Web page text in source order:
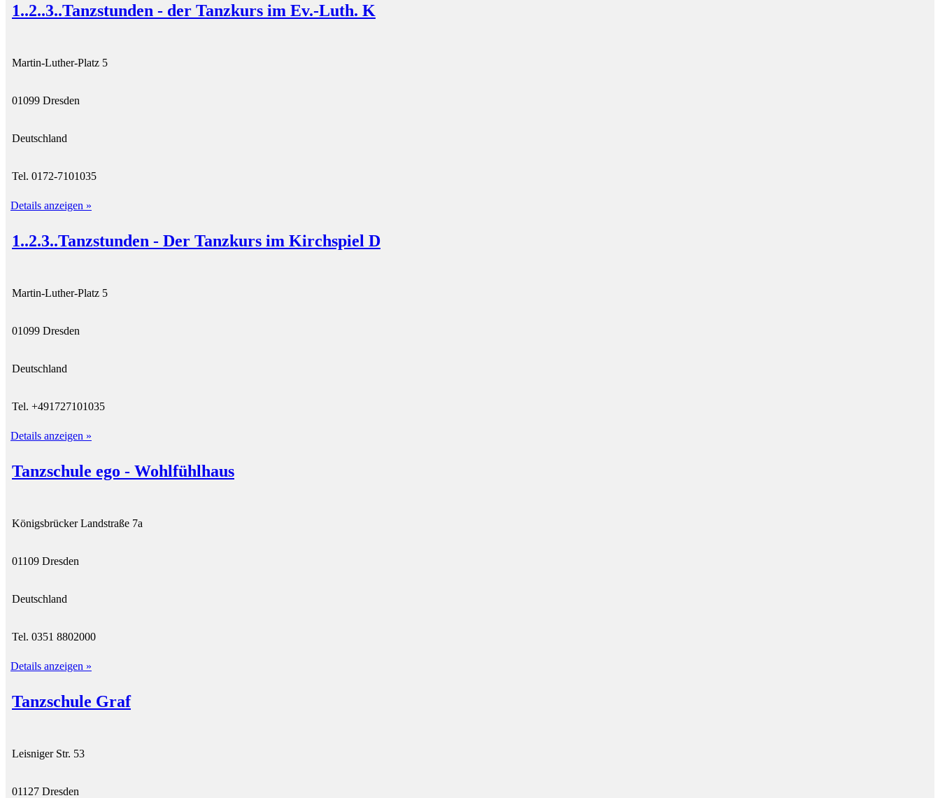
1..2..3..Tanzstunden - der Tanzkurs im Ev.-Luth. K
Martin-Luther-Platz 5
01099 Dresden
Deutschland
Tel. 0172-7101035
Details anzeigen »
1..2.3..Tanzstunden - Der Tanzkurs im Kirchspiel D
Martin-Luther-Platz 5
01099 Dresden
Deutschland
Tel. +491727101035
Details anzeigen »
Tanzschule ego - Wohlfühlhaus
Königsbrücker Landstraße 7a
01109 Dresden
Deutschland
Tel. 0351 8802000
Details anzeigen »
Tanzschule Graf
Leisniger Str. 53
01127 Dresden